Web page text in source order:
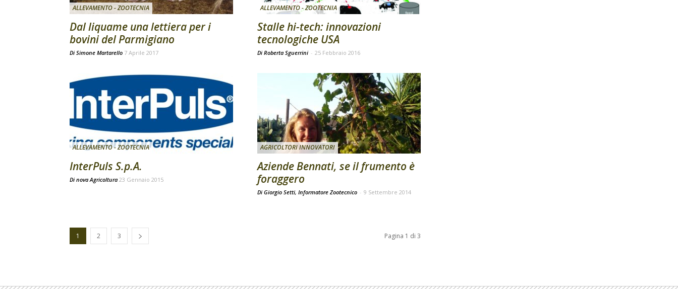
ALLEVAMENTO - ZOOTECNIA
Dal liquame una lettiera per i
bovini del Parmigiano
Di Simone Martarello 7 Aprile 2017
ALLEVAMENTO - ZOOTECNIA
Stalle hi-tech: innovazioni
tecnologiche USA
Di Roberta Sguerrini - 25 Febbraio 2016
ALLEVAMENTO - ZOOTECNIA
InterPuls S.p.A.
Di nova Agricoltura 23 Gennaio 2015
AGRICOLTORI INNOVATORI
Aziende Bennati, se il frumento è
foraggero
Di Giorgio Setti, Informatore Zootecnico - 9 Settembre 2014
1 2 3 Pagina 1 di 3